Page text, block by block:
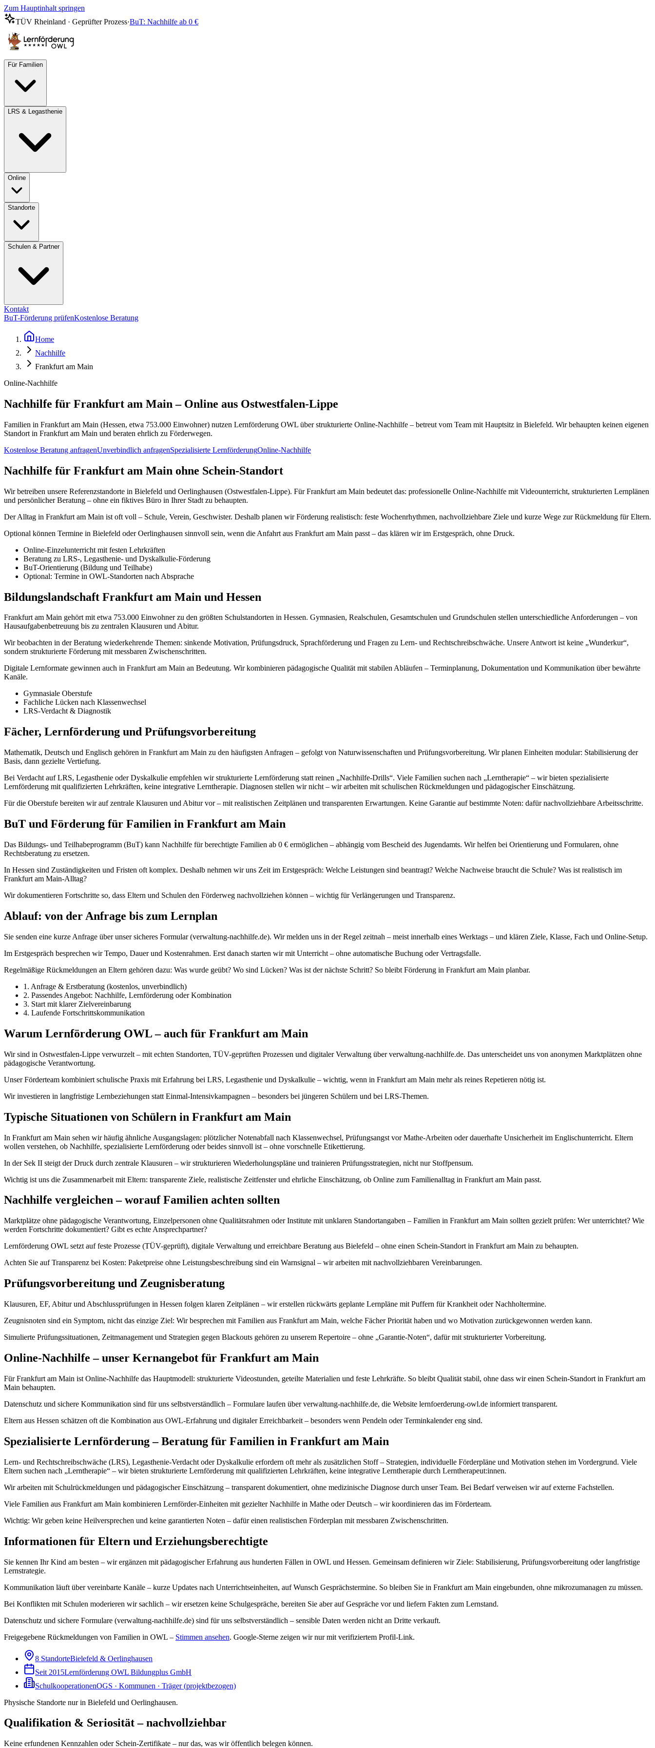
Zum Hauptinhalt springen
TÜV Rheinland · Geprüfter Prozess·BuT: Nachhilfe ab 0 €
Für Familien
LRS & Legasthenie
Online
Standorte
Schulen & Partner
Kontakt
BuT-Förderung prüfenKostenlose Beratung
Home
Nachhilfe
Frankfurt am Main
Online-Nachhilfe
Nachhilfe für Frankfurt am Main – Online aus Ostwestfalen-Lippe
Familien in Frankfurt am Main (Hessen, etwa 753.000 Einwohner) nutzen Lernförderung OWL über strukturierte Online-Nachhilfe – betreut vom Team mit Hauptsitz in Bielefeld. Wir behaupten keinen eigenen
Standort in Frankfurt am Main und beraten ehrlich zu Förderwegen.
Kostenlose Beratung anfragenUnverbindlich anfragenSpezialisierte LernförderungOnline-Nachhilfe
Nachhilfe für Frankfurt am Main ohne Schein-Standort
Wir betreiben unsere Referenzstandorte in Bielefeld und Oerlinghausen (Ostwestfalen-Lippe). Für Frankfurt am Main bedeutet das: professionelle Online-Nachhilfe mit Videounterricht, strukturierten Lernplänen
und persönlicher Beratung – ohne ein fiktives Büro in Ihrer Stadt zu behaupten.
Der Alltag in Frankfurt am Main ist oft voll – Schule, Verein, Geschwister. Deshalb planen wir Förderung realistisch: feste Wochenrhythmen, nachvollziehbare Ziele und kurze Wege zur Rückmeldung für Eltern.
Optional können Termine in Bielefeld oder Oerlinghausen sinnvoll sein, wenn die Anfahrt aus Frankfurt am Main passt – das klären wir im Erstgespräch, ohne Druck.
Online-Einzelunterricht mit festen Lehrkräften
Beratung zu LRS-, Legasthenie- und Dyskalkulie-Förderung
BuT-Orientierung (Bildung und Teilhabe)
Optional: Termine in OWL-Standorten nach Absprache
Bildungslandschaft Frankfurt am Main und Hessen
Frankfurt am Main gehört mit etwa 753.000 Einwohner zu den größten Schulstandorten in Hessen. Gymnasien, Realschulen, Gesamtschulen und Grundschulen stellen unterschiedliche Anforderungen – von
Hausaufgabenbetreuung bis zu zentralen Klausuren und Abitur.
Wir beobachten in der Beratung wiederkehrende Themen: sinkende Motivation, Prüfungsdruck, Sprachförderung und Fragen zu Lern- und Rechtschreibschwäche. Unsere Antwort ist keine „Wunderkur“,
sondern strukturierte Förderung mit messbaren Zwischenschritten.
Digitale Lernformate gewinnen auch in Frankfurt am Main an Bedeutung. Wir kombinieren pädagogische Qualität mit stabilen Abläufen – Terminplanung, Dokumentation und Kommunikation über bewährte
Kanäle.
Gymnasiale Oberstufe
Fachliche Lücken nach Klassenwechsel
LRS-Verdacht & Diagnostik
Fächer, Lernförderung und Prüfungsvorbereitung
Mathematik, Deutsch und Englisch gehören in Frankfurt am Main zu den häufigsten Anfragen – gefolgt von Naturwissenschaften und Prüfungsvorbereitung. Wir planen Einheiten modular: Stabilisierung der
Basis, dann gezielte Vertiefung.
Bei Verdacht auf LRS, Legasthenie oder Dyskalkulie empfehlen wir strukturierte Lernförderung statt reinen „Nachhilfe-Drills“. Viele Familien suchen nach „Lerntherapie“ – wir bieten spezialisierte
Lernförderung mit qualifizierten Lehrkräften, keine integrative Lerntherapie. Diagnosen stellen wir nicht – wir arbeiten mit schulischen Rückmeldungen und pädagogischer Einschätzung.
Für die Oberstufe bereiten wir auf zentrale Klausuren und Abitur vor – mit realistischen Zeitplänen und transparenten Erwartungen. Keine Garantie auf bestimmte Noten: dafür nachvollziehbare Arbeitsschritte.
BuT und Förderung für Familien in Frankfurt am Main
Das Bildungs- und Teilhabeprogramm (BuT) kann Nachhilfe für berechtigte Familien ab 0 € ermöglichen – abhängig vom Bescheid des Jugendamts. Wir helfen bei Orientierung und Formularen, ohne
Rechtsberatung zu ersetzen.
In Hessen sind Zuständigkeiten und Fristen oft komplex. Deshalb nehmen wir uns Zeit im Erstgespräch: Welche Leistungen sind beantragt? Welche Nachweise braucht die Schule? Was ist realistisch im
Frankfurt am Main-Alltag?
Wir dokumentieren Fortschritte so, dass Eltern und Schulen den Förderweg nachvollziehen können – wichtig für Verlängerungen und Transparenz.
Ablauf: von der Anfrage bis zum Lernplan
Sie senden eine kurze Anfrage über unser sicheres Formular (verwaltung-nachhilfe.de). Wir melden uns in der Regel zeitnah – meist innerhalb eines Werktags – und klären Ziele, Klasse, Fach und Online-Setup.
Im Erstgespräch besprechen wir Tempo, Dauer und Kostenrahmen. Erst danach starten wir mit Unterricht – ohne automatische Buchung oder Vertragsfalle.
Regelmäßige Rückmeldungen an Eltern gehören dazu: Was wurde geübt? Wo sind Lücken? Was ist der nächste Schritt? So bleibt Förderung in Frankfurt am Main planbar.
1. Anfrage & Erstberatung (kostenlos, unverbindlich)
2. Passendes Angebot: Nachhilfe, Lernförderung oder Kombination
3. Start mit klarer Zielvereinbarung
4. Laufende Fortschrittskommunikation
Warum Lernförderung OWL – auch für Frankfurt am Main
Wir sind in Ostwestfalen-Lippe verwurzelt – mit echten Standorten, TÜV-geprüften Prozessen und digitaler Verwaltung über verwaltung-nachhilfe.de. Das unterscheidet uns von anonymen Marktplätzen ohne
pädagogische Verantwortung.
Unser Förderteam kombiniert schulische Praxis mit Erfahrung bei LRS, Legasthenie und Dyskalkulie – wichtig, wenn in Frankfurt am Main mehr als reines Repetieren nötig ist.
Wir investieren in langfristige Lernbeziehungen statt Einmal-Intensivkampagnen – besonders bei jüngeren Schülern und bei LRS-Themen.
Typische Situationen von Schülern in Frankfurt am Main
In Frankfurt am Main sehen wir häufig ähnliche Ausgangslagen: plötzlicher Notenabfall nach Klassenwechsel, Prüfungsangst vor Mathe-Arbeiten oder dauerhafte Unsicherheit im Englischunterricht. Eltern
wollen verstehen, ob Nachhilfe, spezialisierte Lernförderung oder beides sinnvoll ist – ohne vorschnelle Etikettierung.
In der Sek II steigt der Druck durch zentrale Klausuren – wir strukturieren Wiederholungspläne und trainieren Prüfungsstrategien, nicht nur Stoffpensum.
Wichtig ist uns die Zusammenarbeit mit Eltern: transparente Ziele, realistische Zeitfenster und ehrliche Einschätzung, ob Online zum Familienalltag in Frankfurt am Main passt.
Nachhilfe vergleichen – worauf Familien achten sollten
Marktplätze ohne pädagogische Verantwortung, Einzelpersonen ohne Qualitätsrahmen oder Institute mit unklaren Standortangaben – Familien in Frankfurt am Main sollten gezielt prüfen: Wer unterrichtet? Wie
werden Fortschritte dokumentiert? Gibt es echte Ansprechpartner?
Lernförderung OWL setzt auf feste Prozesse (TÜV-geprüft), digitale Verwaltung und erreichbare Beratung aus Bielefeld – ohne einen Schein-Standort in Frankfurt am Main zu behaupten.
Achten Sie auf Transparenz bei Kosten: Paketpreise ohne Leistungsbeschreibung sind ein Warnsignal – wir arbeiten mit nachvollziehbaren Vereinbarungen.
Prüfungsvorbereitung und Zeugnisberatung
Klausuren, EF, Abitur und Abschlussprüfungen in Hessen folgen klaren Zeitplänen – wir erstellen rückwärts geplante Lernpläne mit Puffern für Krankheit oder Nachholtermine.
Zeugnisnoten sind ein Symptom, nicht das einzige Ziel: Wir besprechen mit Familien aus Frankfurt am Main, welche Fächer Priorität haben und wo Motivation zurückgewonnen werden kann.
Simulierte Prüfungssituationen, Zeitmanagement und Strategien gegen Blackouts gehören zu unserem Repertoire – ohne „Garantie-Noten“, dafür mit strukturierter Vorbereitung.
Online-Nachhilfe – unser Kernangebot für Frankfurt am Main
Für Frankfurt am Main ist Online-Nachhilfe das Hauptmodell: strukturierte Videostunden, geteilte Materialien und feste Lehrkräfte. So bleibt Qualität stabil, ohne dass wir einen Schein-Standort in Frankfurt am
Main behaupten.
Datenschutz und sichere Kommunikation sind für uns selbstverständlich – Formulare laufen über verwaltung-nachhilfe.de, die Website lernfoerderung-owl.de informiert transparent.
Eltern aus Hessen schätzen oft die Kombination aus OWL-Erfahrung und digitaler Erreichbarkeit – besonders wenn Pendeln oder Terminkalender eng sind.
Spezialisierte Lernförderung – Beratung für Familien in Frankfurt am Main
Lern- und Rechtschreibschwäche (LRS), Legasthenie-Verdacht oder Dyskalkulie erfordern oft mehr als zusätzlichen Stoff – Strategien, individuelle Förderpläne und Motivation stehen im Vordergrund. Viele
Eltern suchen nach „Lerntherapie“ – wir bieten strukturierte Lernförderung mit qualifizierten Lehrkräften, keine integrative Lerntherapie durch Lerntherapeut:innen.
Wir arbeiten mit Schulrückmeldungen und pädagogischer Einschätzung – transparent dokumentiert, ohne medizinische Diagnose durch unser Team. Bei Bedarf verweisen wir auf externe Fachstellen.
Viele Familien aus Frankfurt am Main kombinieren Lernförder-Einheiten mit gezielter Nachhilfe in Mathe oder Deutsch – wir koordinieren das im Förderteam.
Wichtig: Wir geben keine Heilversprechen und keine garantierten Noten – dafür einen realistischen Förderplan mit messbaren Zwischenschritten.
Informationen für Eltern und Erziehungsberechtigte
Sie kennen Ihr Kind am besten – wir ergänzen mit pädagogischer Erfahrung aus hunderten Fällen in OWL und Hessen. Gemeinsam definieren wir Ziele: Stabilisierung, Prüfungsvorbereitung oder langfristige
Lernstrategie.
Kommunikation läuft über vereinbarte Kanäle – kurze Updates nach Unterrichtseinheiten, auf Wunsch Gesprächstermine. So bleiben Sie in Frankfurt am Main eingebunden, ohne mikrozumanagen zu müssen.
Bei Konflikten mit Schulen moderieren wir sachlich – wir ersetzen keine Schulgespräche, bereiten Sie aber auf Gespräche vor und liefern Fakten zum Lernstand.
Datenschutz und sichere Formulare (verwaltung-nachhilfe.de) sind für uns selbstverständlich – sensible Daten werden nicht an Dritte verkauft.
Freigegebene Rückmeldungen von Familien in OWL – Stimmen ansehen. Google-Sterne zeigen wir nur mit verifiziertem Profil-Link.
8 StandorteBielefeld & Oerlinghausen
Seit 2015Lernförderung OWL Bildungplus GmbH
SchulkooperationenOGS · Kommunen · Träger (projektbezogen)
Physische Standorte nur in Bielefeld und Oerlinghausen.
Qualifikation & Seriosität – nachvollziehbar
Keine erfundenen Kennzahlen oder Schein-Zertifikate – nur das, was wir öffentlich belegen können.